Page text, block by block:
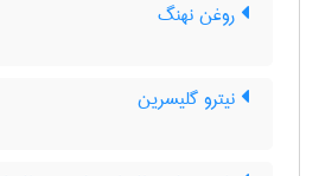
روغن نهنگ
نیترو گلیسرین